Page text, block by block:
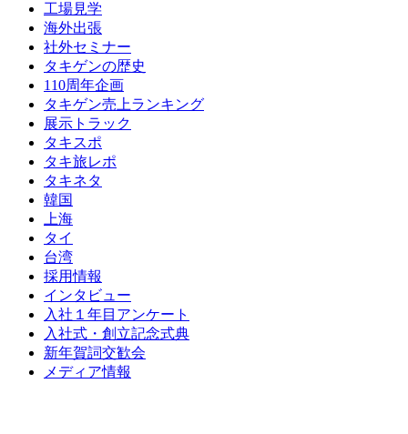
工場見学
海外出張
社外セミナー
タキゲンの歴史
110周年企画
タキゲン売上ランキング
展示トラック
タキスポ
タキ旅レポ
タキネタ
韓国
上海
タイ
台湾
採用情報
インタビュー
入社１年目アンケート
入社式・創立記念式典
新年賀詞交歓会
メディア情報